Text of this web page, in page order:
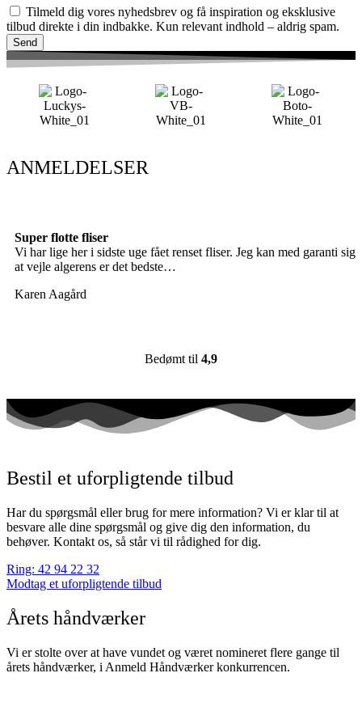
Tilmeld dig vores nyhedsbrev og få inspiration og eksklusive
tilbud direkte i din indbakke. Kun relevant indhold – aldrig spam.
Send
ANMELDELSER
Super flotte fliser
Vi har lige her i sidste uge fået renset fliser. Jeg kan med garanti sige
at vejle algerens er det bedste…
Karen Aagård
Bedømt til 4,9
Bestil et uforpligtende tilbud
Har du spørgsmål eller brug for mere information? Vi er klar til at
besvare alle dine spørgsmål og give dig den information, du
behøver. Kontakt os, så står vi til rådighed for dig.
Ring: 42 94 22 32
Modtag et uforpligtende tilbud
Årets håndværker
Vi er stolte over at have vundet og været nomineret flere gange til
årets håndværker, i Anmeld Håndværker konkurrencen.